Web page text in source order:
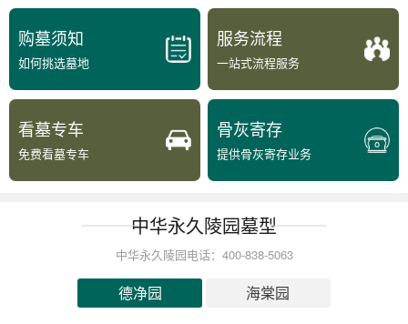
购墓须知
如何挑选墓地
服务流程
一站式流程服务
看墓专车
免费看墓专车
骨灰寄存
提供骨灰寄存业务
中华永久陵园墓型
中华永久陵园电话：400-838-5063
德净园 海棠园